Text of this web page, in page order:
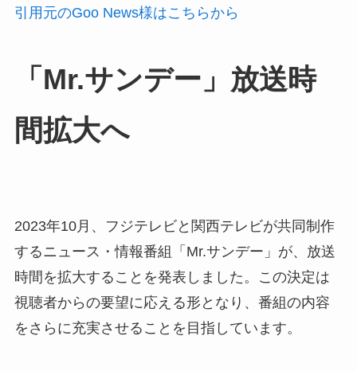
引用元のGoo News様はこちらから
「Mr.サンデー」放送時
間拡大へ
2023年10月、フジテレビと関西テレビが共同制作
するニュース・情報番組「Mr.サンデー」が、放送
時間を拡大することを発表しました。この決定は
視聴者からの要望に応える形となり、番組の内容
をさらに充実させることを目指しています。